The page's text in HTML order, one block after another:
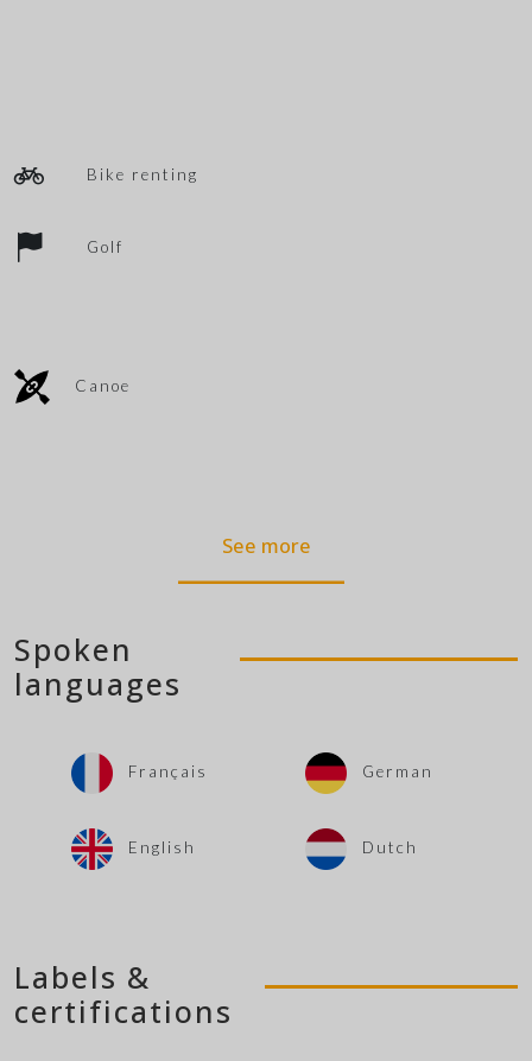
Bike renting
Golf
Canoe
See more
Spoken
languages
Français German
English Dutch
Labels &
certifications